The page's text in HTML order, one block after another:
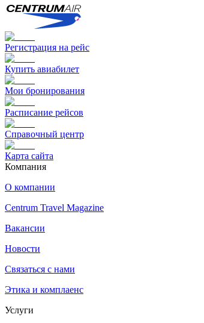
Регистрация на рейс
Купить авиабилет
Мои бронирования
Расписание рейсов
Справочный центр
Карта сайта
Компания
О компании
Centrum Travel Magazine
Вакансии
Новости
Связаться с нами
Этика и комплаенс
Услуги